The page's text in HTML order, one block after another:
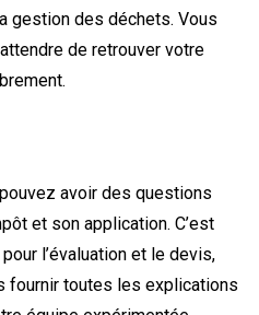
gestion des déchets. Vous
de retrouver votre
avoir des questions
et son application. C’est
l’évaluation et le devis,
fournir toutes les explications